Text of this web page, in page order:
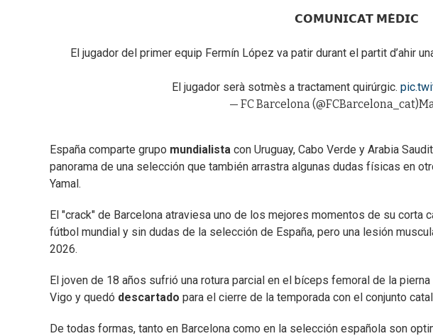
𝗖𝗢𝗠𝗨𝗡𝗜𝗖𝗔𝗧 𝗠𝗘̀𝗗𝗜𝗖
El jugador del primer equip Fermín López va patir durant el partit d’ahir
El jugador serà sotmès a tractament quirúrgic.
— FC Barcelona (@FCBarcelona_cat)
España comparte grupo mundialista con Uruguay, Cabo Verde y Arabia
panorama de una selección que también arrastra algunas dudas físicas en
Yamal.
El "crack" de Barcelona atraviesa uno de los mejores momentos de su corta
fútbol mundial y sin dudas de la selección de España, pero una lesión
2026.
El joven de 18 años sufrió una rotura parcial en el bíceps femoral de la
Vigo y quedó descartado para el cierre de la temporada con el conjunto
De todas formas, tanto en Barcelona como en la selección española son